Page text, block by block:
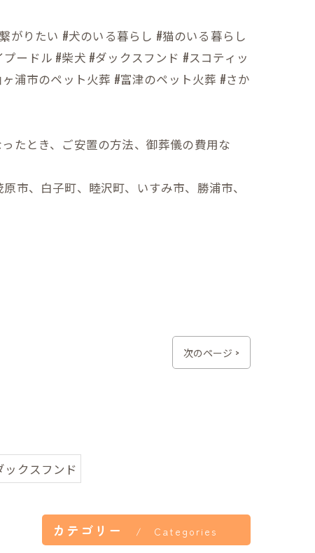
がりたい #犬のいる暮らし #猫のいる暮らし
ードル #柴犬 #ダックスフンド #スコティッ
浦市のペット火葬 #富津のペット火葬 #さか
たとき、ご安置の方法、御葬儀の費用な
市、白子町、睦沢町、いすみ市、勝浦市、
次のページ >
ックスフンド
カテゴリー Categories